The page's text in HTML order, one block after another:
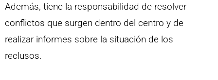
Además, tiene la responsabilidad de resolver
conflictos que surgen dentro del centro y de
realizar informes sobre la situación de los
reclusos.